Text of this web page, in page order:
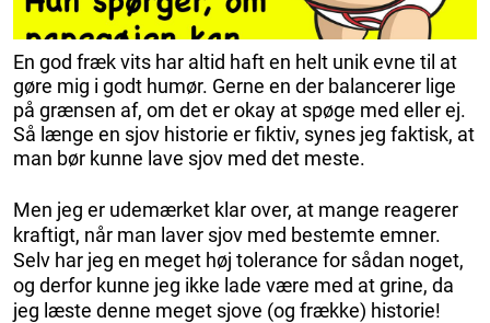
En god fræk vits har altid haft en helt unik evne til at
gøre mig i godt humør. Gerne en der balancerer lige
på grænsen af, om det er okay at spøge med eller ej.
Så længe en sjov historie er fiktiv, synes jeg faktisk, at
man bør kunne lave sjov med det meste.
Men jeg er udemærket klar over, at mange reagerer
kraftigt, når man laver sjov med bestemte emner.
Selv har jeg en meget høj tolerance for sådan noget,
og derfor kunne jeg ikke lade være med at grine, da
jeg læste denne meget sjove (og frække) historie!